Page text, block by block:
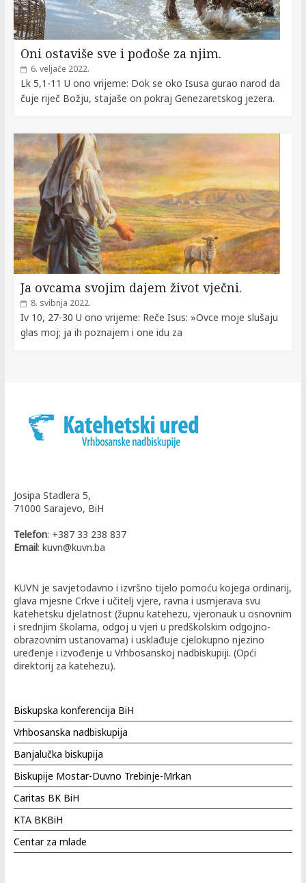
Oni ostaviše sve i pođoše za njim.
6. veljače 2022.
Lk 5,1-11 U ono vrijeme: Dok se oko Isusa gurao narod da
čuje riječ Božju, stajaše on pokraj Genezaretskog jezera.
Ja ovcama svojim dajem život vječni.
8. svibnja 2022.
Iv 10, 27-30 U ono vrijeme: Reče Isus: »Ovce moje slušaju
glas moj; ja ih poznajem i one idu za
Josipa Stadlera 5,
71000 Sarajevo, BiH
Telefon: +387 33 238 837
Email: kuvn@kuvn.ba
KUVN je savjetodavno i izvršno tijelo pomoću kojega ordinarij,
glava mjesne Crkve i učitelj vjere, ravna i usmjerava svu
katehetsku djelatnost (župnu katehezu, vjeronauk u osnovnim
i srednjim školama, odgoj u vjeri u predškolskim odgojno-
obrazovnim ustanovama) i usklađuje cjelokupno njezino
uređenje i izvođenje u Vrhbosanskoj nadbiskupiji. (Opći
direktorij za katehezu).
Biskupska konferencija BiH
Vrhbosanska nadbiskupija
Banjalučka biskupija
Biskupije Mostar-Duvno Trebinje-Mrkan
Caritas BK BiH
KTA BKBiH
Centar za mlade